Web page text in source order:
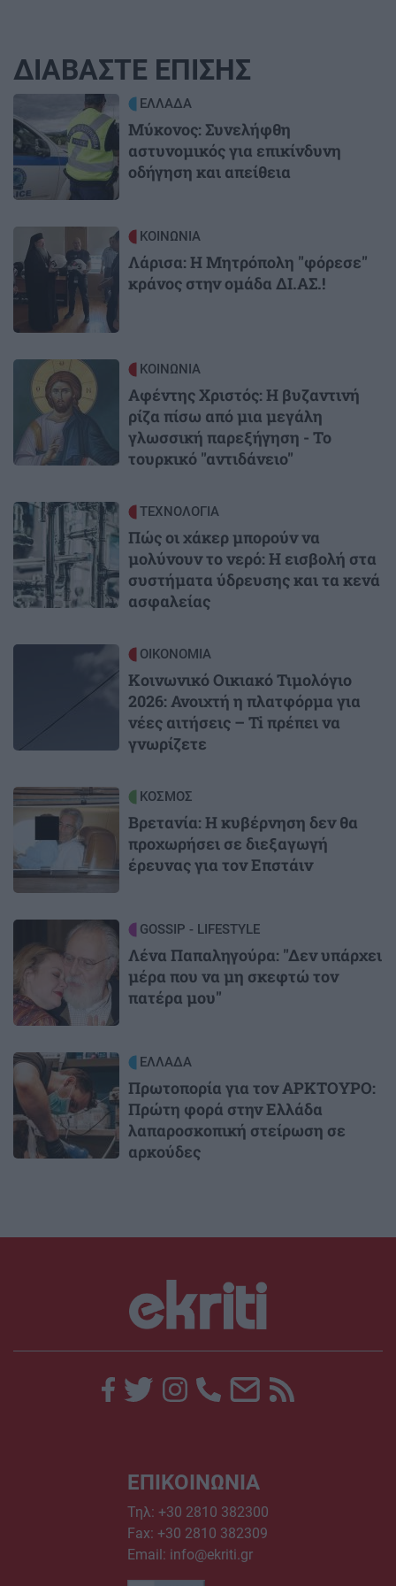
ΔΙΑΒΑΣΤΕ ΕΠΙΣΗΣ
ΕΛΛΑΔΑ
Μύκονος: Συνελήφθη
αστυνομικός για επικίνδυνη
οδήγηση και απείθεια
Image ΚΟΙΝΩΝΙΑ
Λάρισα: Η Μητρόπολη "φόρεσε"
κράνος στην ομάδα ΔΙ.ΑΣ.!
Image ΚΟΙΝΩΝΙΑ
Αφέντης Χριστός: Η βυζαντινή
ρίζα πίσω από μια μεγάλη
γλωσσική παρεξήγηση - Το
τουρκικό "αντιδάνειο"
Image ΤΕΧΝΟΛΟΓΙΑ
Πώς οι χάκερ μπορούν να
μολύνουν το νερό: Η εισβολή στα
συστήματα ύδρευσης και τα κενά
ασφαλείας
ΟΙΚΟΝΟΜΙΑ
Κοινωνικό Οικιακό Τιμολόγιο
2026: Ανοιχτή η πλατφόρμα για
νέες αιτήσεις – Ti πρέπει να
γνωρίζετε
Image ΚΟΣΜΟΣ
Βρετανία: Η κυβέρνηση δεν θα
προχωρήσει σε διεξαγωγή
έρευνας για τον Επστάιν
GOSSIP - LIFESTYLE
Λένα Παπαληγούρα: "Δεν υπάρχει
μέρα που να μη σκεφτώ τον
πατέρα μου"
Image ΕΛΛΑΔΑ
Πρωτοπορία για τον ΑΡΚΤΟΥΡΟ:
Πρώτη φορά στην Ελλάδα
λαπαροσκοπική στείρωση σε
αρκούδες
ΕΠΙΚΟΙΝΩΝΙΑ
Τηλ: +30 2810 382300
Fax: +30 2810 382309
Email: info@ekriti.gr